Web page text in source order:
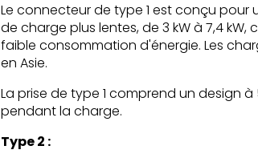
Le connecteur de type 1 est conçu
de charge plus lentes, de 3 kW à 7,4
faible consommation d'énergie. Les
en Asie.
La prise de type 1 comprend un design
pendant la charge.
Type 2 :